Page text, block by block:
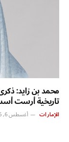
محمد بن زايد:
تاريخية أرست
الإمارات أغسطس 6, 2026